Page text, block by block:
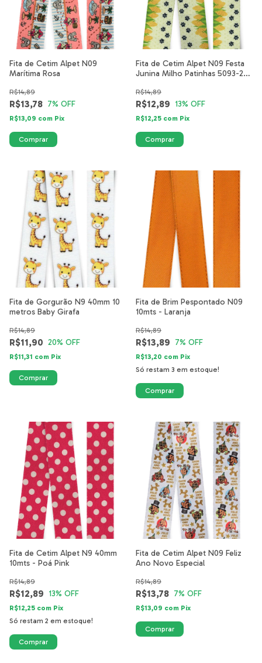
Fita de Cetim Alpet N09
Marítima Rosa
R$13,78
R$14,89
7% OFF
R$13,09 com Pix
Fita de Cetim Alpet N09 Festa
Junina Milho Patinhas 5093-20-
R$12,89
R$14,89
13% OFF
R$12,25 com Pix
Fita de Gorgurão N9 40mm 10
metros Baby Girafa
R$11,90
R$14,89
20% OFF
R$11,31 com Pix
Fita de Brim Pespontado N09
10mts - Laranja
R$13,89
R$14,89
7% OFF
R$13,20 com Pix
Só restam 3 em estoque!
Fita de Cetim Alpet N9 40mm
10mts - Poá Pink
R$12,89
R$14,89
13% OFF
R$12,25 com Pix
Só restam 2 em estoque!
Fita de Cetim Alpet N09 Feliz
Ano Novo Especial
R$13,78
R$14,89
7% OFF
R$13,09 com Pix